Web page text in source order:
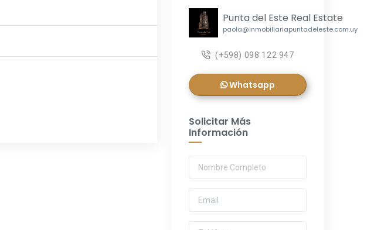
Punta del Este Real Estate
paola@inmobiliariapuntadeleste.com.uy
(+598) 098 122 947
Whatsapp
Solicitar Más
Información